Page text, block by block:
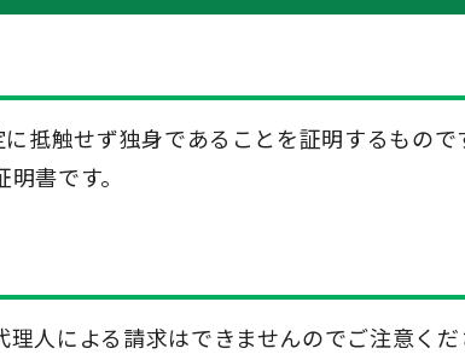
抵触せず独身であることを証明するもので
書です。
人による請求はできませんのでご注意くだ